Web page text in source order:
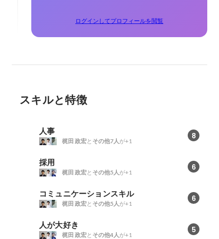
ログインしてプロフィールを閲覧
スキルと特徴
人事 8
梶田 政宏と その他7人が+1
採用 6
梶田 政宏と その他5人が+1
コミュニケーションスキル 6
梶田 政宏と その他5人が+1
人が大好き 5
梶田 政宏と その他4人が+1